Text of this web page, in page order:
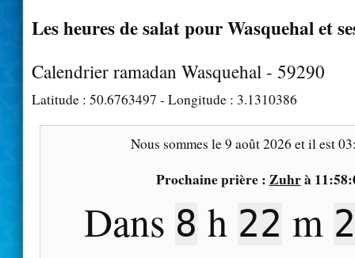
Les heures de salat pour Wasquehal et
Calendrier ramadan Wasquehal - 59290
Latitude : 50.6763497 - Longitude : 3.1310386
Nous sommes le9 août 2026 et il est
Prochaine prière : Zuhrà
Dans 8 h 22 m